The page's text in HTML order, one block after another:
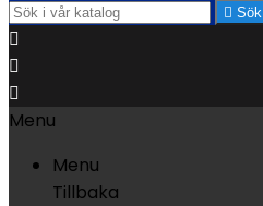
 Sök



Menu
Menu
Tillbaka